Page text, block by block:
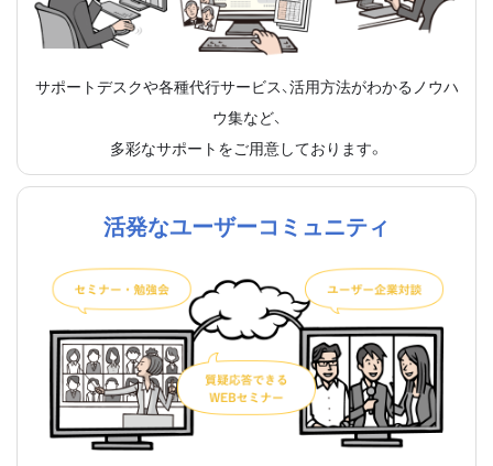
サポートデスクや各種代行サービス、活用方法がわかるノウハ
ウ集など、
多彩なサポートをご用意しております。
活発なユーザーコミュニティ